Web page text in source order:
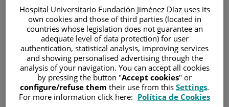
Language
selector
Home/PATIENT AREA
/UNDERSTANDING CANCER
/PATIENT INFORMATION AND SUPPORT
/FUNCTIONAL AREAS/SARCOMA
OSTEOSARCOMA
/TRATAMIENTO DE LOS OSTEOSARCOMAS
/QUIMIOTERAPIA
Hospital Universitario Fundación Jiménez Díaz uses its
own cookies and those of third parties (located in
countries whose legislation does not guarantee an
adequate level of data protection) for user
authentication, statistical analysis, improving services
and showing personalised advertising through the
analysis of your navigation. You can accept all cookies
by pressing the button "Accept cookies" or
configure/refuse them their use from this Settings.
For more information click here: Política de Cookies